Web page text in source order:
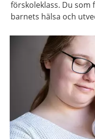
förskoleklass. Du
barnets hälsa och